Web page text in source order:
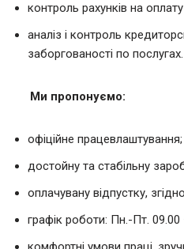
контроль рахунків на
аналіз і контроль
заборгованості по послугах.
Ми пропонуємо:
офіційне працевлаштування;
достойну та стабільну
оплачувану відпустку,
графік роботи: Пн.-Пт. 09.00